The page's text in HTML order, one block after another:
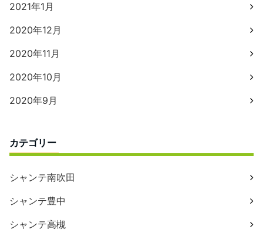
2021年1月
2020年12月
2020年11月
2020年10月
2020年9月
カテゴリー
シャンテ南吹田
シャンテ豊中
シャンテ高槻